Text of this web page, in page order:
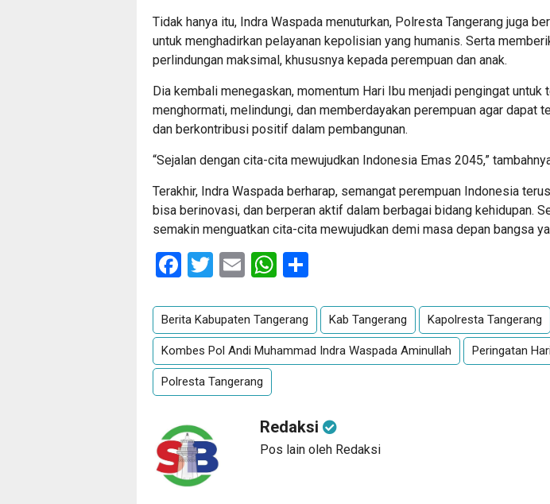
Tidak hanya itu, Indra Waspada menuturkan, Polresta Tangerang juga
untuk menghadirkan pelayanan kepolisian yang humanis. Serta
perlindungan maksimal, khususnya kepada perempuan dan anak.
Dia kembali menegaskan, momentum Hari Ibu menjadi pengingat untuk
menghormati, melindungi, dan memberdayakan perempuan agar dapat
dan berkontribusi positif dalam pembangunan.
“Sejalan dengan cita-cita mewujudkan Indonesia Emas 2045,”
Terakhir, Indra Waspada berharap, semangat perempuan Indonesia
bisa berinovasi, dan berperan aktif dalam berbagai bidang kehidupan.
semakin menguatkan cita-cita mewujudkan demi masa depan bangsa
Facebook
Twitter
EmailWhatsApp
Berita Kabupaten Tangerang Kab Tangerang Kapolresta Tangerang
Kombes Pol Andi Muhammad Indra Waspada Aminullah Peringatan
Polresta Tangerang
Redaksi
Pos lain oleh Redaksi